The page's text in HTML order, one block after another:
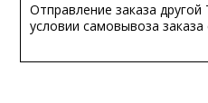
Отправление заказа
условии самовывоза заказа